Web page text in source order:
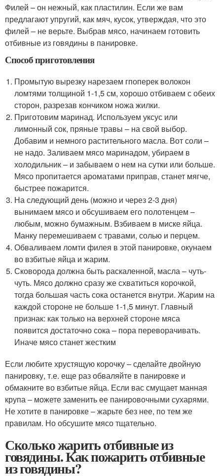
Филей – он нежный, как пластилин. Если же вам
предлагают упругий, как мяч, кусок, утверждая, что это
филей – не верьте. Выбрав мясо, начинаем готовить
отбивные из говядины в панировке.
Способ приготовления
Промытую вырезку нарезаем гпоперек волокон
ломтями толщиной 1-1,5 см, хорошо отбиваем с обеих
сторон, разрезав кончиком ножа жилки.
Приготовим маринад. Используем уксус или
лимонный сок, пряные травы – на свой выбор.
Добавим и немного растительного масла. Вот соли –
не надо. Заливаем мясо маринадом, убираем в
холодильник – и забываем о нем на сутки или больше.
Мясо пропитается ароматами приправ, станет мягче,
быстрее пожарится.
На следующий день (можно и через 2-3 дня)
вынимаем мясо и обсушиваем его полотенцем –
любым, можно бумажным. Взбиваем в миске яйца.
Манку перемешиваем с травами, солью и перцем.
Обваливаем ломти филея в этой панировке, окунаем
во взбитые яйца и жарим.
Сковорода должна быть раскаленной, масла – чуть-
чуть. Мясо должно сразу же схватиться корочкой,
тогда большая часть сока останется внутри. Жарим на
каждой стороне не больше 1-1,5 минут. Главный
признак: как только на верхней стороне мяса
появится достаточно сока – пора переворачивать.
Иначе мясо станет жестким
Если любите хрустящую корочку – сделайте двойную
панировку, т.е. еще раз обваляйте в панировке и
обмакните во взбитые яйца. Если вас смущает манная
крупа – можете заменить ее панировочными сухарями.
Не хотите в панировке – жарьте без нее, по тем же
правилам. Но обсушите мясо тщательно.
Сколько жарить отбивные из
говядины. Как пожарить отбивные
из говядины?